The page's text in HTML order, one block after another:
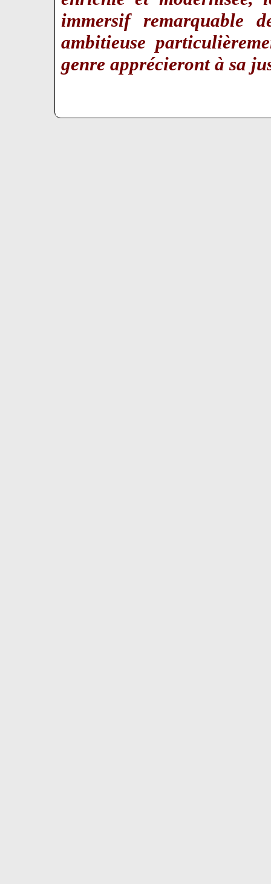
immersif remarquable
ambitieuse
genre apprécieront à sa